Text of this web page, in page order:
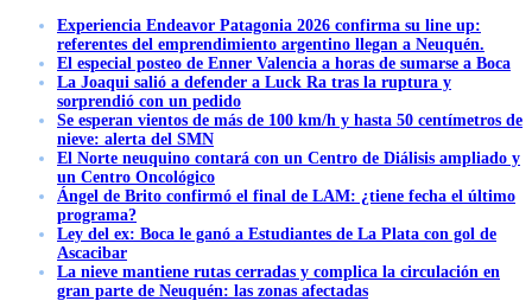
Experiencia Endeavor Patagonia 2026 confirma su line up:
referentes del emprendimiento argentino llegan a Neuquén.
El especial posteo de Enner Valencia a horas de sumarse a Boca
La Joaqui salió a defender a Luck Ra tras la ruptura y
sorprendió con un pedido
Se esperan vientos de más de 100 km/h y hasta 50 centímetros de
nieve: alerta del SMN
El Norte neuquino contará con un Centro de Diálisis ampliado y
un Centro Oncológico
Ángel de Brito confirmó el final de LAM: ¿tiene fecha el último
programa?
Ley del ex: Boca le ganó a Estudiantes de La Plata con gol de
Ascacibar
La nieve mantiene rutas cerradas y complica la circulación en
gran parte de Neuquén: las zonas afectadas